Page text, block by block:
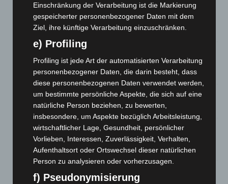
Region Hannover: 21 neue Notfallsanitäter starten beim
Roten Kreuz
5. August 2026
Mann läuft mit Hockeyschläger über A7 – Polizei sucht
Zeugen
5. August 2026
Celle: Mensch stirbt bei Bagger-Unfall auf Baustelle
5. August 2026
Gasleitung bei McDonald’s-Umbau in Langenhagen
beschädigt
5. August 2026
Anklage nach Abschaltung von „Archetyp Market“ erhoben
Einschränkung der Verarbeitung ist die Markierung
gespeicherter personenbezogener Daten mit dem
Ziel, ihre künftige Verarbeitung einzuschränken.
e) Profiling
Profiling ist jede Art der automatisierten Verarbeitung
personenbezogener Daten, die darin besteht, dass
diese personenbezogenen Daten verwendet werden,
um bestimmte persönliche Aspekte, die sich auf eine
natürliche Person beziehen, zu bewerten,
insbesondere, um Aspekte bezüglich Arbeitsleistung,
wirtschaftlicher Lage, Gesundheit, persönlicher
Vorlieben, Interessen, Zuverlässigkeit, Verhalten,
Aufenthaltsort oder Ortswechsel dieser natürlichen
Person zu analysieren oder vorherzusagen.
f) Pseudonymisierung